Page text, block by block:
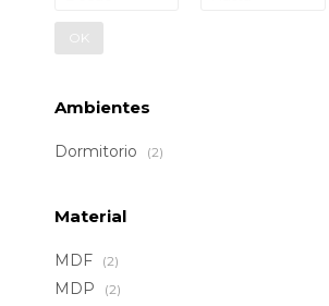
OK
Ambientes
Dormitorio (2)
Material
MDF (2)
MDP (2)